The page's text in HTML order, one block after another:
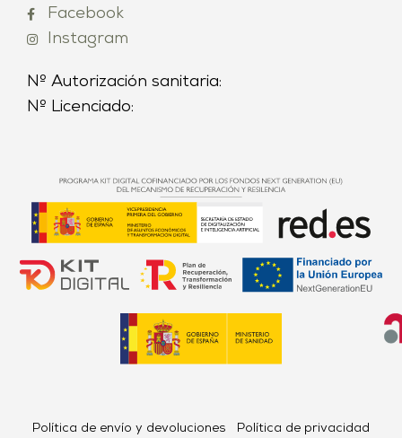
Facebook
Instagram
Nº Autorización sanitaria:
Nº Licenciado:
Política de envío y devoluciones Política de privacidad